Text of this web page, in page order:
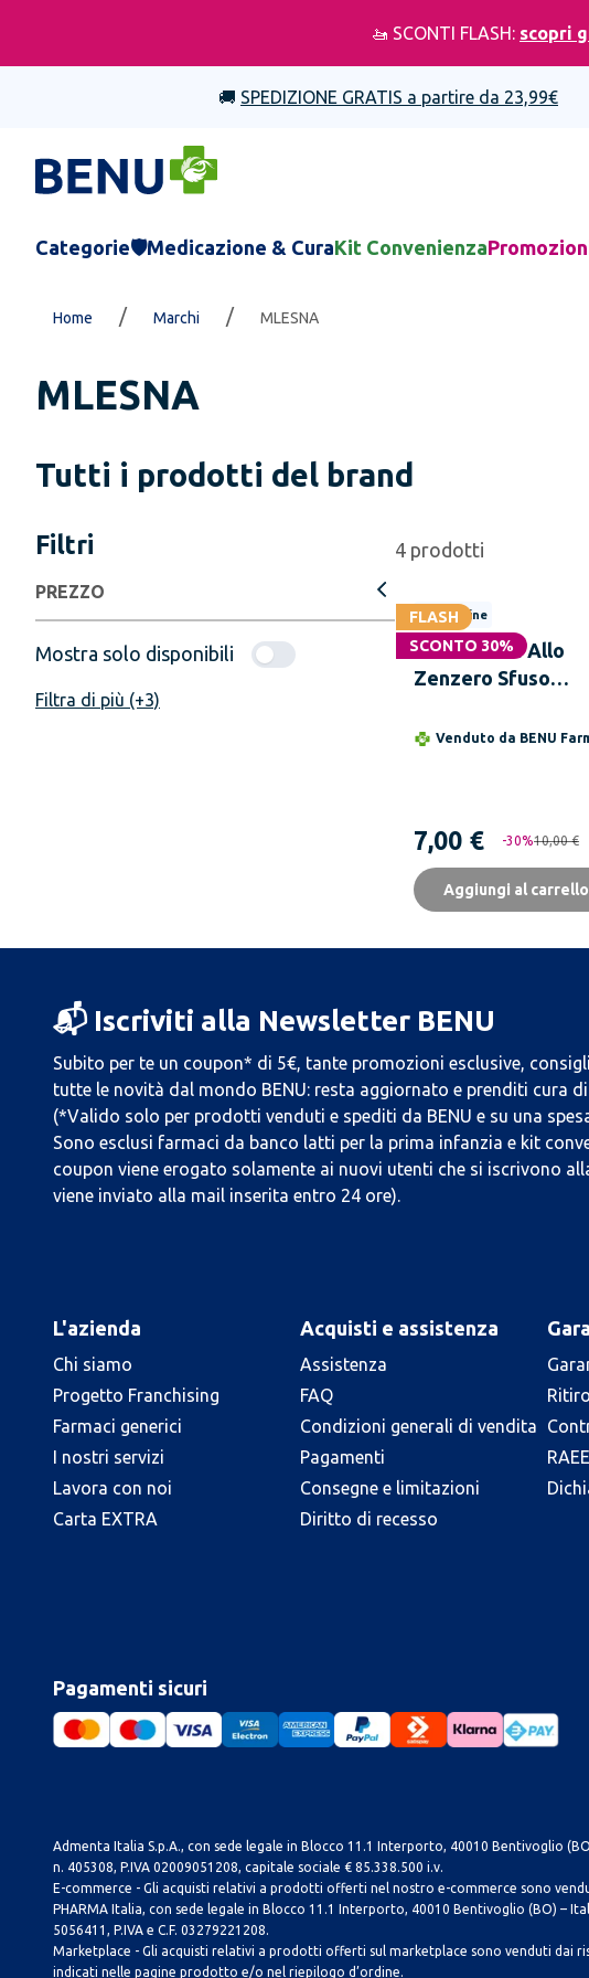
🚤 SCONTI FLASH: scopri
🚚 SPEDIZIONE GRATIS a partire da 23,99€
Categorie🛡️Medicazione & CuraKit Convenienza
Home / Marchi / MLESNA
MLESNA
Tutti i prodotti del brand
Filtri
PREZZO
Mostra solo disponibili
Filtra di più (+3)
4 prodotti
FLASH
SCONTO 30%
Solo online
MLESNA Tè Allo
Zenzero Sfuso
g
Venduto da BENU
7,00 € -30%10,00 €
Aggiungi al carrello
📬 Iscriviti alla Newsletter BENU
Subito per te un coupon* di 5€, tante promozioni esclusive,
tutte le novità dal mondo BENU: resta aggiornato e prenditi cura
(*Valido solo per prodotti venduti e spediti da BENU e su una
Sono esclusi farmaci da banco latti per la prima infanzia e kit
coupon viene erogato solamente ai nuovi utenti che si iscrivono
viene inviato alla mail inserita entro 24 ore).
L'azienda
Chi siamo
Progetto Franchising
Farmaci generici
I nostri servizi
Lavora con noi
Carta EXTRA
Acquisti e assistenza
Assistenza
FAQ
Condizioni generali di vendita
Pagamenti
Consegne e limitazioni
Diritto di recesso
RAEE
Pagamenti sicuri
Admenta Italia S.p.A., con sede legale in Blocco 11.1 Interporto, 40010 Bentivoglio
n. 405308, P.IVA 02009051208, capitale sociale € 85.338.500 i.v.
E-commerce - Gli acquisti relativi a prodotti offerti nel nostro e-commerce sono
PHARMA Italia, con sede legale in Blocco 11.1 Interporto, 40010 Bentivoglio (BO) –
5056411, P.IVA e C.F. 03279221208.
Marketplace - Gli acquisti relativi a prodotti offerti sul marketplace sono venduti dai
indicati nelle pagine prodotto e/o nel riepilogo d’ordine.